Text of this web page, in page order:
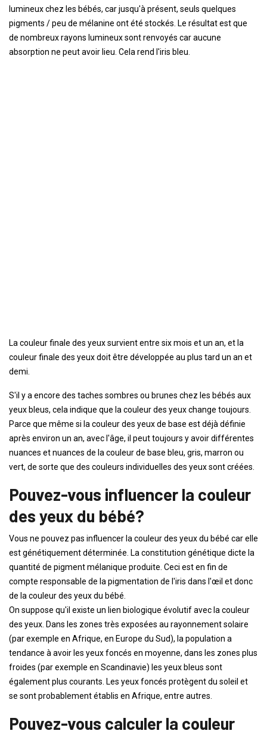
lumineux chez les bébés, car jusqu'à présent, seuls quelques
pigments / peu de mélanine ont été stockés. Le résultat est que
de nombreux rayons lumineux sont renvoyés car aucune
absorption ne peut avoir lieu. Cela rend l'iris bleu.
La couleur finale des yeux survient entre six mois et un an, et la
couleur finale des yeux doit être développée au plus tard un an et
demi.
S'il y a encore des taches sombres ou brunes chez les bébés aux
yeux bleus, cela indique que la couleur des yeux change toujours.
Parce que même si la couleur des yeux de base est déjà définie
après environ un an, avec l'âge, il peut toujours y avoir différentes
nuances et nuances de la couleur de base bleu, gris, marron ou
vert, de sorte que des couleurs individuelles des yeux sont créées.
Pouvez-vous influencer la couleur
des yeux du bébé?
Vous ne pouvez pas influencer la couleur des yeux du bébé car elle
est génétiquement déterminée. La constitution génétique dicte la
quantité de pigment mélanique produite. Ceci est en fin de
compte responsable de la pigmentation de l'iris dans l'œil et donc
de la couleur des yeux du bébé.
On suppose qu'il existe un lien biologique évolutif avec la couleur
des yeux. Dans les zones très exposées au rayonnement solaire
(par exemple en Afrique, en Europe du Sud), la population a
tendance à avoir les yeux foncés en moyenne, dans les zones plus
froides (par exemple en Scandinavie) les yeux bleus sont
également plus courants. Les yeux foncés protègent du soleil et
se sont probablement établis en Afrique, entre autres.
Pouvez-vous calculer la couleur